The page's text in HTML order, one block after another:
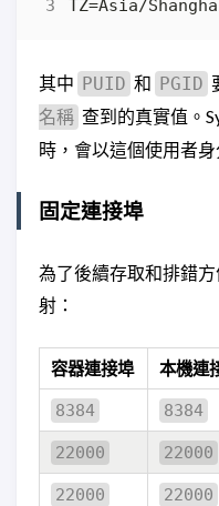
其中 PUID 和 PGID
名稱 查到的真實值。
時，會以這個使用者
固定連接埠
為了後續存取和排錯
射：
容器連接埠 本機連
8384 8384
22000 22000
22000 22000